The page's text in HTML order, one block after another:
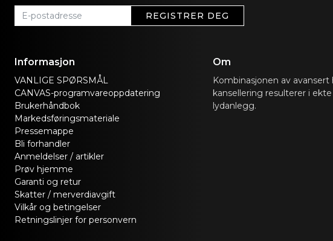
REGISTRER DEG
Informasjon
VANLIGE SPØRSMÅL
CANVAS-programvareoppdatering
Brukerhåndbok
Markedsføringsmateriale
Pressemappe
Bli forhandler
Anmeldelser / artikler
Prøv hjemme
Garanti og retur
Skatter / merverdiavgift
Vilkår og betingelser
Retningslinjer for personvern
Om
Kombinasjonen av
kansellering resulterer i
lydanlegg.